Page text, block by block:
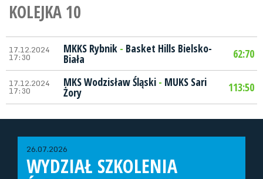
KOLEJKA 10
17.12.2024
17:30
MKKS Rybnik - Basket Hills Bielsko-
Biała 62:70
17.12.2024
17:30
MKS Wodzisław Śląski - MUKS Sari
Żory 113:50
26.07.2026
WYDZIAŁ SZKOLENIA